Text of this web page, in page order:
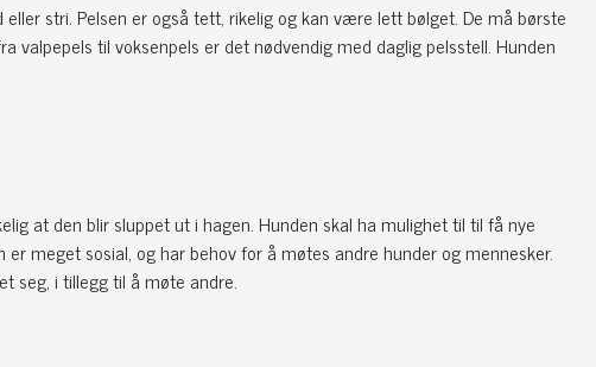
stri. Pelsen er også tett, rikelig og kan være lett bølget. De må børste
valpepels til voksenpels er det nødvendig med daglig pelsstell. Hunden
at den blir sluppet ut i hagen. Hunden skal ha mulighet til til få nye
meget sosial, og har behov for å møtes andre hunder og mennesker.
seg, i tillegg til å møte andre.